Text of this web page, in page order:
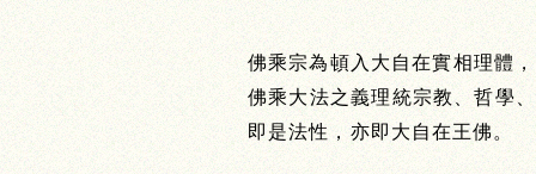
佛乘宗為頓入大自在實相理體
佛乘大法之義理統宗教、哲學
即是法性，亦即大自在王佛。